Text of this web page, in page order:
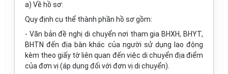
a) Về hồ sơ:
Quy định cụ thể thành phần hồ sơ gồm:
- Văn bản đề nghị di chuyển nơi tham gia BHXH, BHYT,
BHTN đến địa bàn khác của người sử dụng lao động
kèm theo giấy tờ liên quan đến việc di chuyển địa điểm
của đơn vị (áp dụng đối với đơn vị di chuyển).